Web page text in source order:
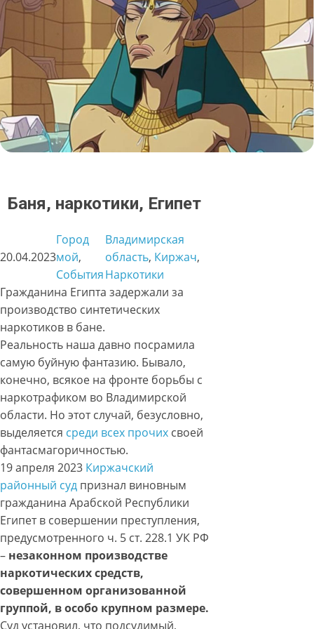
Баня, наркотики, Египет
20.04.2023
Город
мой
События
Владимирская
область, Киржач
Наркотики
Гражданина Египта задержали за
производство синтетических
наркотиков в бане.
Реальность наша давно посрамила
самую буйную фантазию. Бывало,
конечно, всякое на фронте борьбы с
наркотрафиком во Владимирской
области. Но этот случай, безусловно,
выделяется среди всех прочих своей
фантасмагоричностью.
19 апреля 2023 Киржачский
районный суд признал виновным
гражданина Арабской Республики
Египет в совершении преступления,
предусмотренного ч. 5 ст. 228.1 УК РФ
– незаконном производстве
наркотических средств,
совершенном организованной
группой, в особо крупном размере.
Суд установил, что подсудимый,